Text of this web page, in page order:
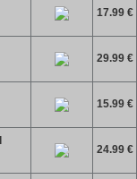
17.99 €
29.99 €
15.99 €
24.99 €